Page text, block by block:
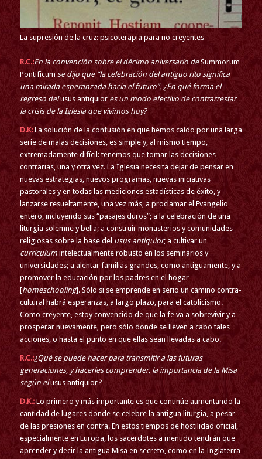
La supresión de la cruz: psicoterapia para no creyentes
R.C.:En la convención sobre el décimo aniversario deSummorum
Pontificum se dijo que “la celebración del antiguo rito significa
una mirada esperanzada hacia el futuro”. ¿En qué forma el
regreso delusus antiquiores un modo efectivo de contrarrestar
la crisis de la Iglesia que vivimos hoy?
D.K:La solución de la confusión en que hemos caído por una larga
serie de malas decisiones, es simple y, al mismo tiempo,
extremadamente difícil: tenemos que tomar las decisiones
contrarias, una y otra vez. La Iglesia necesita dejar de pensar en
nuevas estrategias, nuevos programas, nuevas iniciativas
pastorales y en todas las mediciones estadísticas de éxito, y
lanzarse resueltamente, una vez más, a proclamar el Evangelio
entero, incluyendo sus “pasajes duros”; a la celebración de una
liturgia solemne y bella; a construir monasterios y comunidades
religiosas sobre la base del usus antiquior; a cultivar un
curriculumintelectualmente robusto en los seminarios y
universidades; a alentar familias grandes, como antiguamente, y a
promover la educación por los padres en el hogar
[homeschooling]. Sólo si se emprende en serio un camino contra-
cultural habrá esperanzas, a largo plazo, para el catolicismo.
Como creyente, estoy convencido de que la fe va a sobrevivir y a
prosperar nuevamente, pero sólo donde se lleven a cabo tales
acciones, o hasta el punto en que ellas sean llevadas a cabo.
R.C.:¿Qué se puede hacer para transmitir a las futuras
generaciones, y hacerles comprender, la importancia de la Misa
según elusus antiquior?
D.K.:Lo primero y más importante es que continúe aumentando la
cantidad de lugares donde se celebre la antigua liturgia, a pesar
de las presiones en contra. En estos tiempos de hostilidad oficial,
especialmente en Europa, los sacerdotes a menudo tendrán que
aprender y decir la antigua Misa en secreto, como en la Inglaterra